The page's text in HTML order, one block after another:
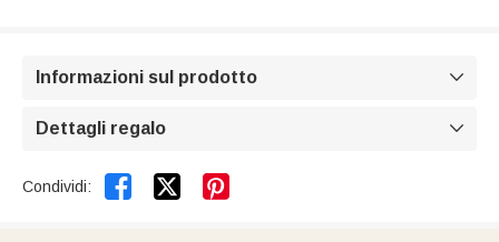
Informazioni sul prodotto 
Dettagli regalo 
Condividi:  